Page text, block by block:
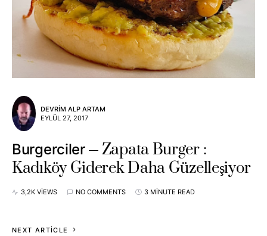
DEVRIM ALP ARTAM
EYLÜL 27, 2017
Burgerciler
Zapata Burger :
Kadıköy Giderek Daha Güzelleşiyor
3,2K VIEWS NO COMMENTS 3 MINUTE READ
NEXT ARTICLE